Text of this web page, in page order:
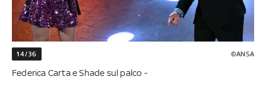
14/36 ©ANSA
Federica Carta e Shade sul palco -